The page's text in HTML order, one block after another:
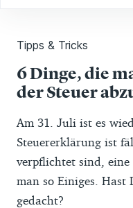
Tipps & Tricks
6 Dinge, die
der Steuer
Am 31. Juli ist es
Steuererklärung ist
verpflichtet sind, eine
man so Einiges. Hast
gedacht?